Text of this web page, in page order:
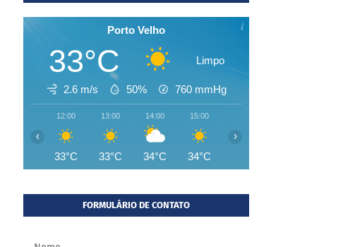
Porto Velho
33°C Limpo
2.6 m/s 50% 760 mmHg
12:00
33°C
13:00
33°C
14:00
34°C
15:00
34°C
‹ ›
FORMULÁRIO DE CONTATO